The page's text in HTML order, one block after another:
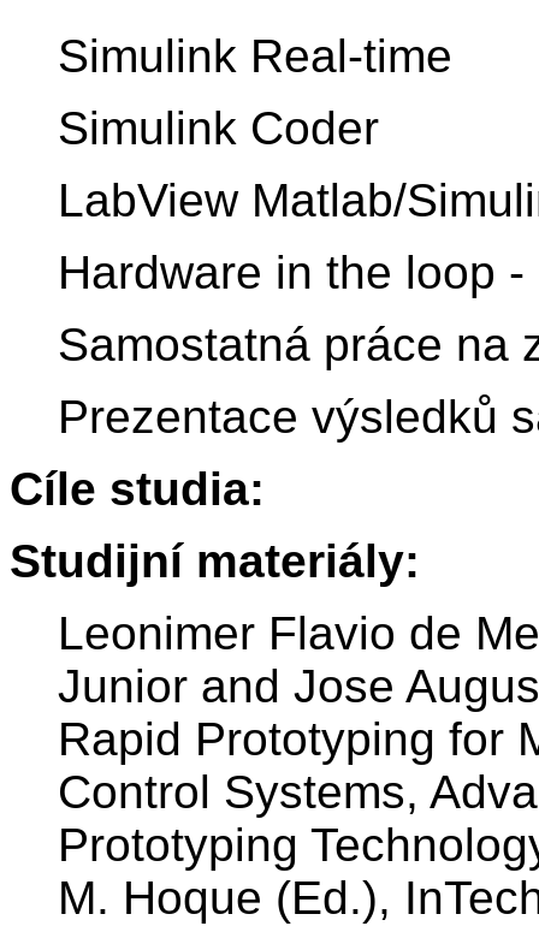
Simulink Real-time
Simulink Coder
LabView Matlab/
Hardware in the loop
Samostatná práce na
Prezentace výsledků
Cíle studia:
Studijní materiály:
Leonimer Flavio de
Junior and Jose
Rapid Prototyping for
Control Systems,
Prototyping
M. Hoque (Ed.),